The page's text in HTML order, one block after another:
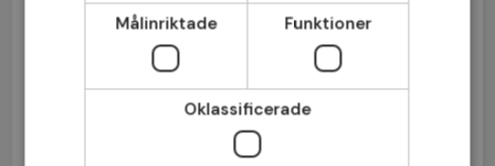
Bli medlem gratis!
Man Kvinna
Målinriktade Funktioner
Oklassificerade